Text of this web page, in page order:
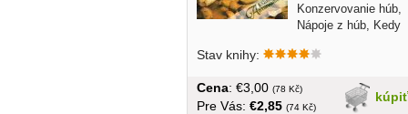
Konzervovanie húb,
Nápoje z húb, Kedy
Stav knihy:
kúpiť
Cena: €3,00 (78 Kč)
Pre Vás: €2,85 (74 Kč)